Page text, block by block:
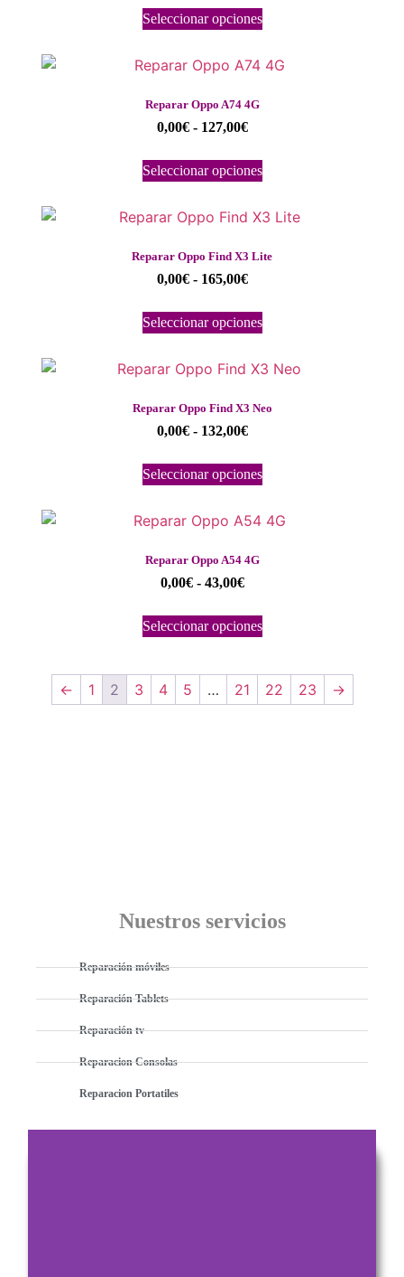
Seleccionar opciones
Reparar Oppo A74 4G
0,00€ - 127,00€
Seleccionar opciones
Reparar Oppo Find X3 Lite
0,00€ - 165,00€
Seleccionar opciones
Reparar Oppo Find X3 Neo
0,00€ - 132,00€
Seleccionar opciones
Reparar Oppo A54 4G
0,00€ - 43,00€
Seleccionar opciones
← 1 2 3 4 5 … 21 22 23 →
Nuestros servicios
Reparación móviles
Reparación Tablets
Reparación tv
Reparacion Consolas
Reparacion Portatiles